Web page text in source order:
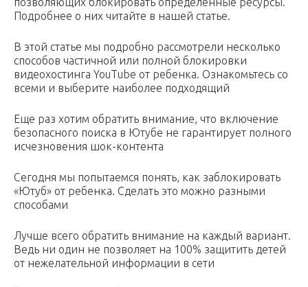
Подробнее о них читайте в нашей статье.
В этой статье мы подробно рассмотрели несколько
способов частичной или полной блокировки
видеохостинга YouTube от ребенка. Ознакомьтесь со
всеми и выберите наиболее подходящий
Еще раз хотим обратить внимание, что включение
безопасного поиска в Ютубе не гарантирует полного
исчезновения шок-контента
Сегодня мы попытаемся понять, как заблокировать
«Ютуб» от ребенка. Сделать это можно разными
способами
Лучше всего обратить внимание на каждый вариант.
Ведь ни один не позволяет на 100% защитить детей
от нежелательной информации в сети